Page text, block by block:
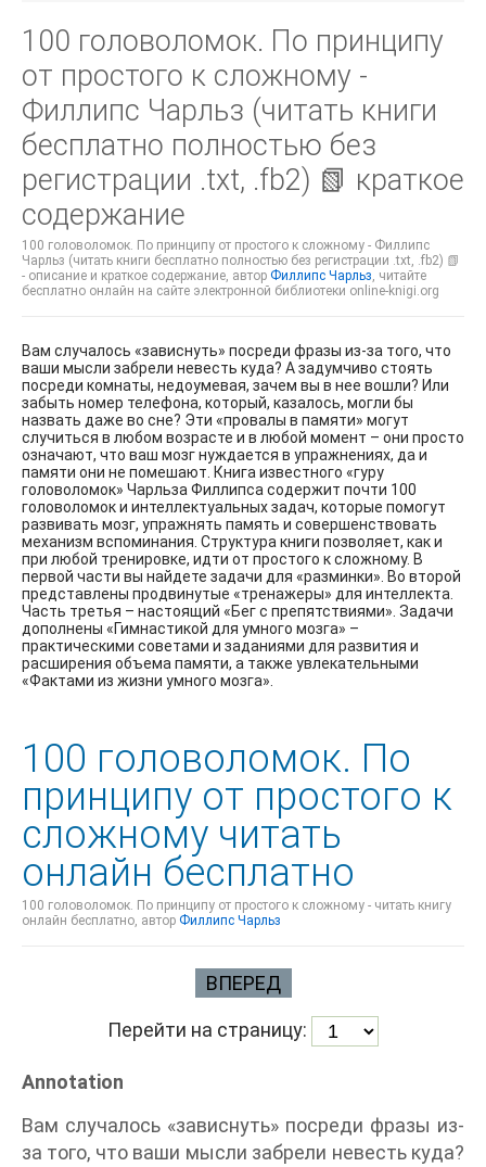
100 головоломок. По принципу
от простого к сложному -
Филлипс Чарльз (читать книги
бесплатно полностью без
регистрации .txt, .fb2) 📗 краткое
содержание
100 головоломок. По принципу от простого к сложному - Филлипс
Чарльз (читать книги бесплатно полностью без регистрации .txt, .fb2) 📗
- описание и краткое содержание, автор Филлипс Чарльз, читайте
бесплатно онлайн на сайте электронной библиотеки online-knigi.org
Вам случалось «зависнуть» посреди фразы из-за того, что
ваши мысли забрели невесть куда? А задумчиво стоять
посреди комнаты, недоумевая, зачем вы в нее вошли? Или
забыть номер телефона, который, казалось, могли бы
назвать даже во сне? Эти «провалы в памяти» могут
случиться в любом возрасте и в любой момент – они просто
означают, что ваш мозг нуждается в упражнениях, да и
памяти они не помешают. Книга известного «гуру
головоломок» Чарльза Филлипса содержит почти 100
головоломок и интеллектуальных задач, которые помогут
развивать мозг, упражнять память и совершенствовать
механизм вспоминания. Структура книги позволяет, как и
при любой тренировке, идти от простого к сложному. В
первой части вы найдете задачи для «разминки». Во второй
представлены продвинутые «тренажеры» для интеллекта.
Часть третья – настоящий «Бег с препятствиями». Задачи
дополнены «Гимнастикой для умного мозга» –
практическими советами и заданиями для развития и
расширения объема памяти, а также увлекательными
«Фактами из жизни умного мозга».
100 головоломок. По
принципу от простого к
сложному читать
онлайн бесплатно
100 головоломок. По принципу от простого к сложному - читать книгу
онлайн бесплатно, автор Филлипс Чарльз
ВПЕРЕД
Перейти на страницу:
Annotation
Вам случалось «зависнуть» посреди фразы из-
за того, что ваши мысли забрели невесть куда?